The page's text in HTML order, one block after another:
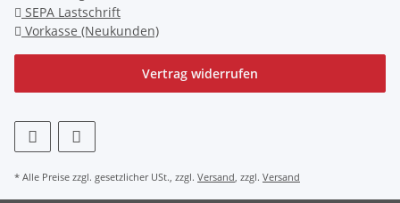
SEPA Lastschrift
Vorkasse (Neukunden)
Vertrag widerrufen
* Alle Preise zzgl. gesetzlicher USt., zzgl. Versand , zzgl. Versand